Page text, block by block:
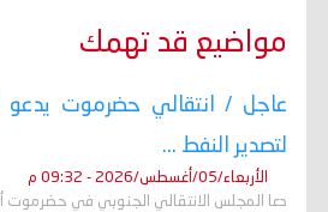
مواضيع قد تهمك
عاجل / انتقالي حضرموت يدعو
لتصدير النفط ...
الأربعاء/05/أغسطس/2026 - 09:32 م
دعا المجلس الانتقالي الجنوبي في حضرموت